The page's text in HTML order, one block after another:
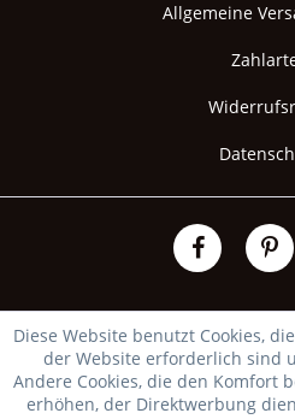
Allgemeine
Diese Website benutzt Cookies,
der Website erforderlich sind
Andere Cookies, die den Komfort
erhöhen, der Direktwerbung